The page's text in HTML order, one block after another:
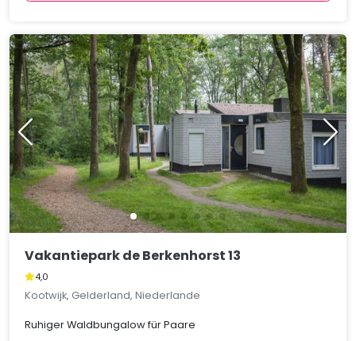
Vakantiepark de Berkenhorst 13
4,0
Kootwijk, Gelderland, Niederlande
Ruhiger Waldbungalow für Paare